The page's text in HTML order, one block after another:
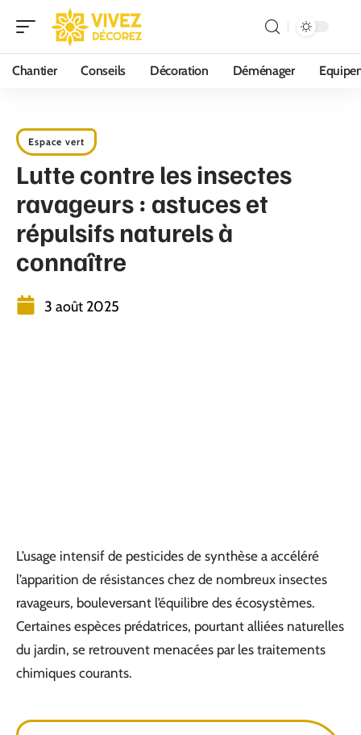
Chantier Conseils Décoration Déménager
Espace vert
Lutte contre les insectes
ravageurs : astuces et
répulsifs naturels à
connaître
3 août 2025
L’usage intensif de pesticides de synthèse a accéléré
l’apparition de résistances chez de nombreux insectes
ravageurs, bouleversant l’équilibre des écosystèmes.
Certaines espèces prédatrices, pourtant alliées naturelles
du jardin, se retrouvent menacées par les traitements
chimiques courants.